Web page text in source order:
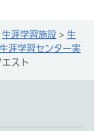
生涯学習施設 > 生
涯学習センター実
スト